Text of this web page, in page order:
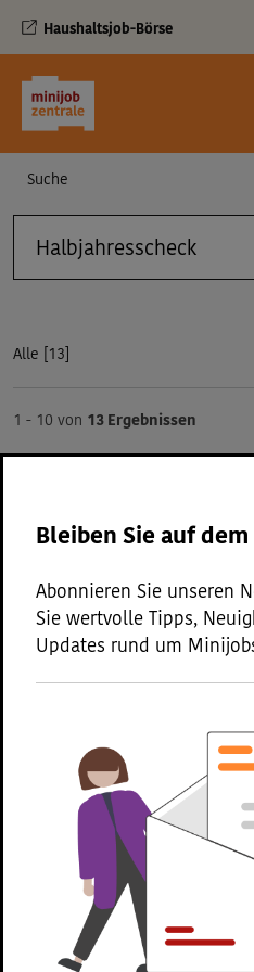
Haushaltsjob-Börse
Navigation und Service
Navigationspfad
Suche
Suche
Alle [ Ergebnisse::
13]
1 - 10 von 13 Ergebnissen
Dokumenttyp:
Artikel
Der
Minijob: So
schwankenden
Bleiben Sie auf
Abonnieren Sie unseren
Sie wertvolle Tipps,
Updates rund um